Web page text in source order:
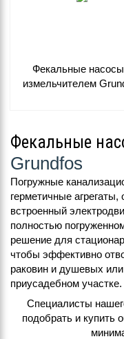
Фекальные
измельчителем
Фекальные
Grundfos
Погружные
герметичные
встроенный
полностью
решение для
чтобы эффективно
раковин и душевых
приусадебном участке.
Специалисты
подобрать и купить